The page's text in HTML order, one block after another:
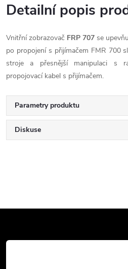
Detailní popis
Vnitřní zobrazovač FRP 707 se
po propojení s přijímačem FMR 700
stroje a přesnější manipulaci s
propojovací kabel s přijímačem.
Parametry produktu
Diskuse
á